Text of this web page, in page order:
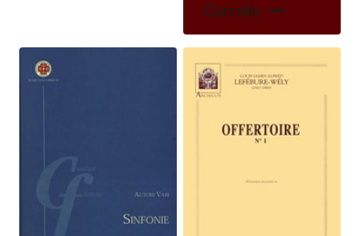
Carrello